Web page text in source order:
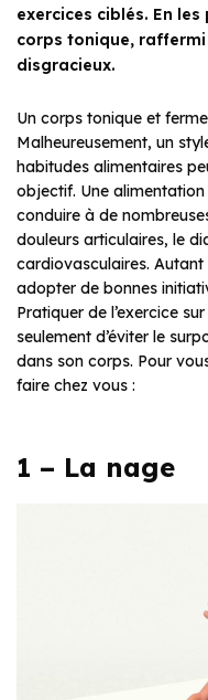
exercices ciblés. En
corps tonique,
disgracieux.
Un corps tonique et
Malheureusement, un
habitudes alimentaires
objectif. Une
conduire à de
douleurs articulaires, le
cardiovasculaires. Autant
adopter de bonnes
Pratiquer de l’exercice
seulement d’éviter le
dans son corps. Pour
faire chez vous :
1 – La nage